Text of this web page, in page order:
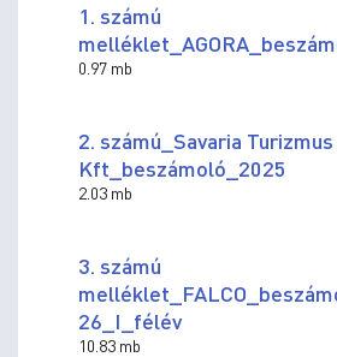
1. számú
0.97 mb
2. számú_Savaria Turizmus
Kft_beszámoló_2025
2.03 mb
3. számú
26_I_félév
10.83 mb